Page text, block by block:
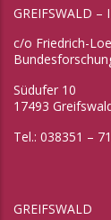
GREIFSWALD –
c/o Friedrich-
Südufer 10
17493
Tel.: 038351 –
GREIFSWALD